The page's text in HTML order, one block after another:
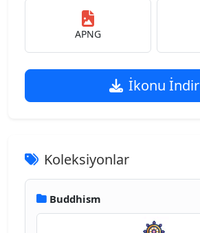
APNG
İkonu İndir
Koleksiyonlar
Buddhism